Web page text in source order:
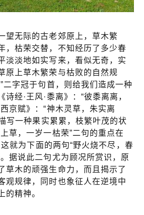
望无际的古老郊原上，草木繁
，枯荣交替，不知经历了多少春
淡淡地如实写来，看似无奇，实
原上草木繁荣与枯败的自然规
二字冠于句首，则给我们造成一种
经·王风·黍离》：“彼黍离离，
京赋》：“神木灵草，朱实离
写一种果实累累，枝繁叶茂的状
草，一岁一枯荣”二句的重点在
这就为下面的两句“野火烧不尽，春
据说此二句尤为顾况所赏识，原
草木的顽强生命力，而且揭示了
观规律，同时也象征人在逆境中
的精神。